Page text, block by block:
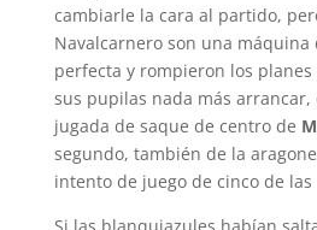
cambiarle la cara al partido,
Navalcarnero son una máquina
perfecta y rompieron los planes
sus pupilas nada más arrancar,
jugada de saque de centro de
segundo, también de la
intento de juego de cinco de